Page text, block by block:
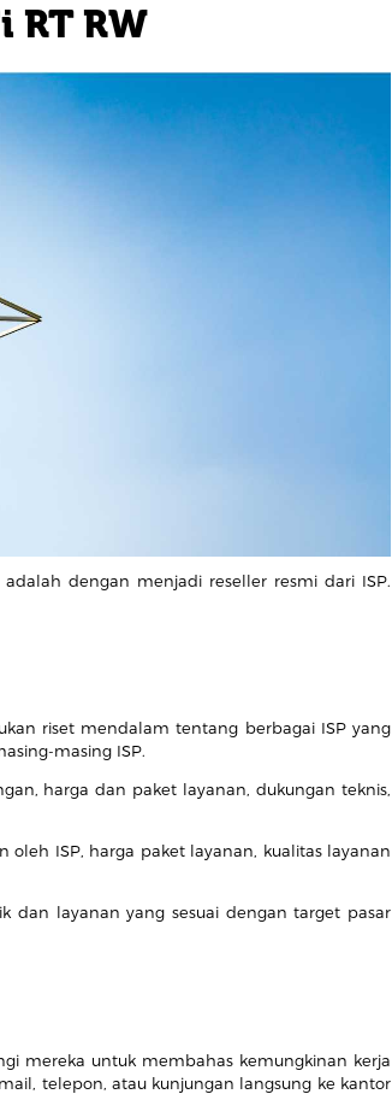
RT RW
dengan menjadi reseller resmi dari ISP.
riset mendalam tentang berbagai ISP yang
masing ISP.
harga dan paket layanan, dukungan teknis,
oleh ISP, harga paket layanan, kualitas layanan
dan layanan yang sesuai dengan target pasar
mereka untuk membahas kemungkinan kerja
telepon, atau kunjungan langsung ke kantor